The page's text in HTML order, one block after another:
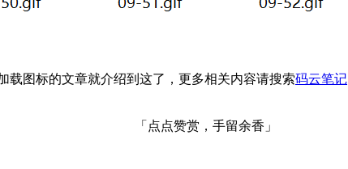
载图标的文章就介绍到这了，更多相关内容请搜索码云笔记
「点点赞赏，手留余香」